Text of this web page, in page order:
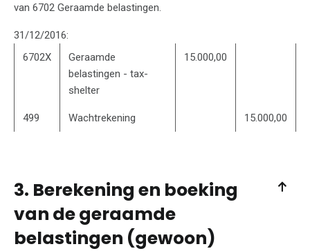
van 6702 Geraamde belastingen.
31/12/2016:
6702X
Geraamde
belastingen - tax-
shelter
15.000,00
499 Wachtrekening 15.000,00
3. Berekening en boeking
van de geraamde
belastingen (gewoon)